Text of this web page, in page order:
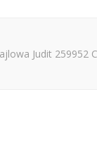
Judit 259952